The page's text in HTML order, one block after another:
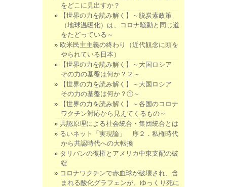
をどこに見出すか？
【世界の力を読み解く】～脱炭素政策
（地球温暖化）は、コロナ騒動と同じ道
をたどっている～
欧米民主主義の終わり（近代観念に頭を
やられている日本）
【世界の力を読み解く】～大国ロシア
その力の基盤は何か？２～
【世界の力を読み解く】～大国ロシア
その力の基盤は何か？①～
【世界の力を読み解く】～各国のコロナ
ワクチン対応から見えてくるもの～
共認原理による社会統合・集団統合とは
るいネット「実現論」 序２．私権時代
から共認時代への大転換
タリバンの復権とアメリカ中東支配の破
綻
コロナワクチンで赤血球が破壊され、含
まれる酸化グラフェンが、ゆっくり死に